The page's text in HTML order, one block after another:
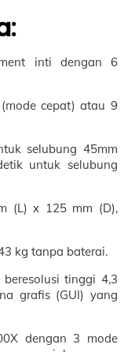
inti dengan 6
cepat) atau 9
selubung 45mm
untuk selubung
(L) x 125 mm (D),
kg tanpa baterai.
tinggi 4,3
grafis (GUI) yang
dengan 3 mode